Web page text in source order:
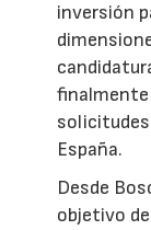
inversión
España.
Desde
objetivo